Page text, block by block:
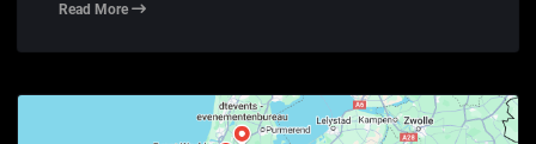
Read More